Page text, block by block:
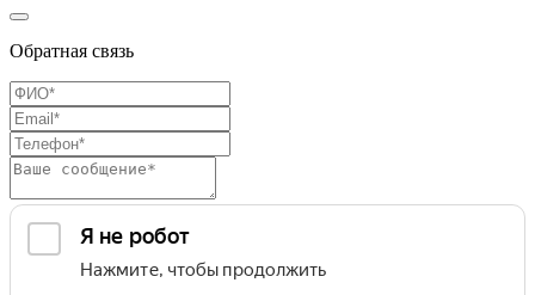
Обратная связь